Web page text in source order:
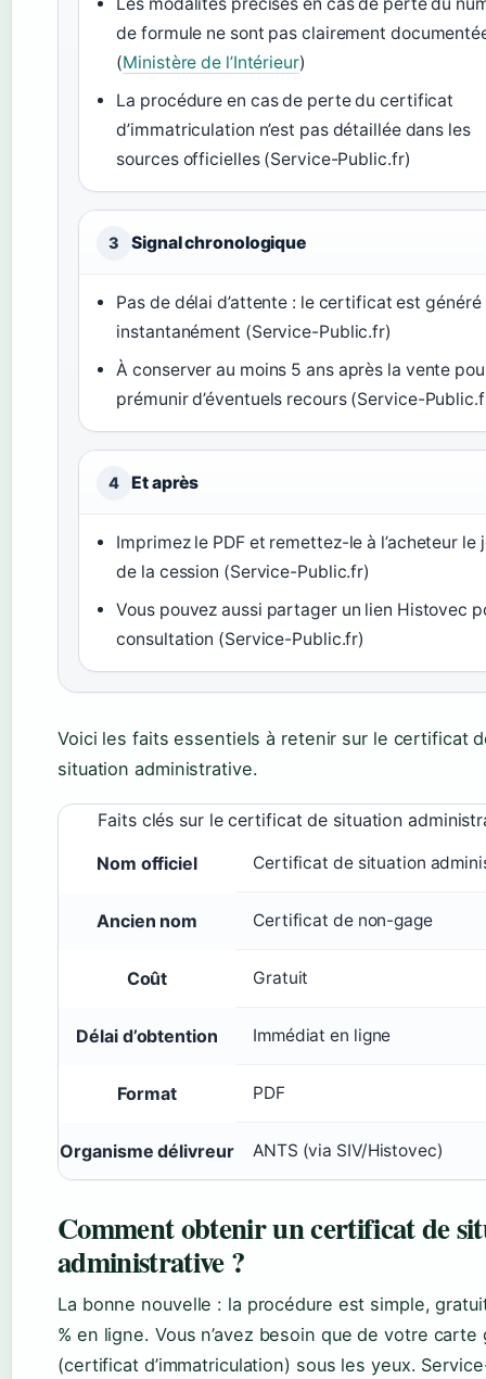
de formule ne sont pas clairement
(Ministère de l’Intérieur)
La procédure en cas de perte du certificat
d’immatriculation n’est pas détaillée dans les
sources officielles (Service-Public.fr)
3 Signal chronologique
Pas de délai d’attente : le certificat est généré
instantanément (Service-Public.fr)
À conserver au moins 5 ans après la vente
prémunir d’éventuels recours (Service-
4 Et après
Imprimez le PDF et remettez-le à l’acheteur le
de la cession (Service-Public.fr)
Vous pouvez aussi partager un lien Histovec
consultation (Service-Public.fr)
Voici les faits essentiels à retenir sur le certificat
situation administrative.
Faits clés sur le certificat de situation
Nom officiel
Certificat de situation
Ancien nom Certificat de non-gage
Coût Gratuit
Délai d’obtention Immédiat en ligne
Format PDF
Organisme délivreur ANTS (via SIV/Histovec)
Comment obtenir un certificat de
administrative ?
La bonne nouvelle : la procédure est simple,
% en ligne. Vous n’avez besoin que de votre carte
(certificat d’immatriculation) sous les yeux.